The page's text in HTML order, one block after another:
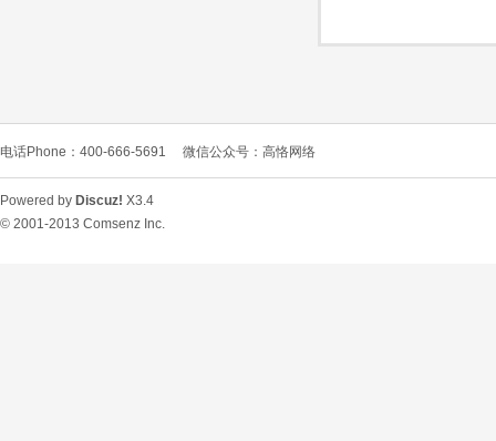
电话Phone：400-666-5691 微信公众号：高恪网络
Powered by Discuz! X3.4
© 2001-2013 Comsenz Inc.